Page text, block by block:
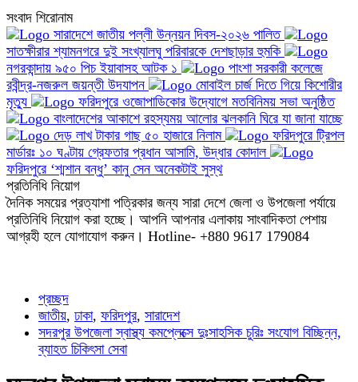
সংবাদ শিরোনাম
সারাদেশে জাতীয় পল্লী উন্নয়ন দিবস-২০২৬ পালিত
সাতক্ষীরার শ্যামনগরে দুই সংখ্যালঘু পরিবারকে দেশছাড়ার হুমকি
নগরকান্দায় ৯৫০ পিচ ইয়াবাসহ আটক ১
পাংশা সরকারী কলেজে
রবীন্দ্র-নজরুল জয়ন্তী উদযাপন
মোবাইল চার্জ দিতে গিয়ে কিশোরীর
মৃত্যু
ফরিদপুরে ওজোপাডিকোর উদ্যোগে মতবিনিময় সভা অনুষ্ঠিত
বাংলাদেশের আকাশে রহস্যময় আলোর ঝলকানি ঘিরে যা জানা যাচ্ছে
দেড় লাখ টাকার গাছ ৫০ হাজারে নিলাম
ফরিদপুরে ট্রিপল
মার্ডারঃ ১০ ঘণ্টায় গ্রেফতার প্রধান আসামি, উদ্ধার কোদাল
ফরিদপুরে ‘শ্মশান বন্ধু’ কানু সেন অনেকটাই সুস্থ
প্রতিনিধি নিয়োগ
দৈনিক সময়ের প্রত্যাশা পত্রিকার জন্য সারা দেশে জেলা ও উপজেলা পর্যায়ে
প্রতিনিধি নিয়োগ করা হচ্ছে। আপনি আপনার এলাকায় সাংবাদিকতা পেশায়
আগ্রহী হলে যোগাযোগ করুন। Hotline- +880 9617 179084
প্রচ্ছদ
জাতীয়, ঢাকা, ফরিদপুর, সারাদেশ
সদরপুর উপজেলা স্বাস্থ্য কমপ্লেক্সে দুঃসাহসিক চুরিঃ সংযোগ বিচ্ছিন্ন,
ব্যাহত চিকিৎসা সেবা